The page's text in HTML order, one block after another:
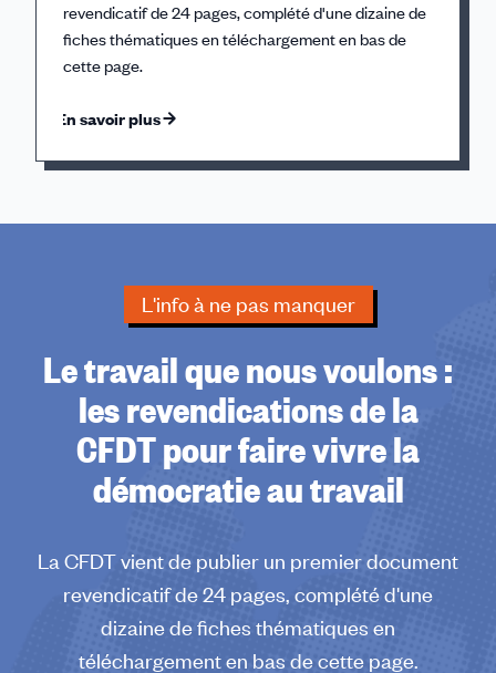
revendicatif de 24 pages, complété d'une dizaine de
fiches thématiques en téléchargement en bas de
cette page.
En savoir plus
L'info à ne pas manquer
Le travail que nous voulons :
les revendications de la
CFDT pour faire vivre la
démocratie au travail
La CFDT vient de publier un premier document
revendicatif de 24 pages, complété d'une
dizaine de fiches thématiques en
téléchargement en bas de cette page.